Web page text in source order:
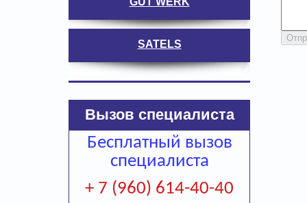
SATELS
Вызов специалиста
Бесплатный вызов
специалиста
+ 7 (960) 614-40-40